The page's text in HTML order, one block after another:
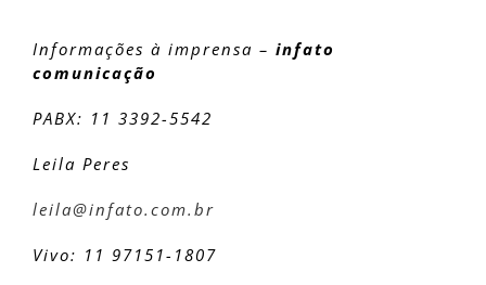
Informações à imprensa – infato
comunicação
PABX: 11 3392-5542
Leila Peres
leila@infato.com.br
Vivo: 11 97151-1807